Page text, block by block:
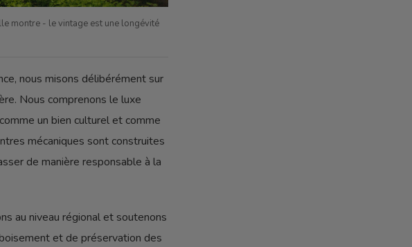
montre - le vintage est une longévité
nous misons délibérément sur
Nous comprenons le luxe
un bien culturel et comme
mécaniques sont construites
de manière responsable à la
au niveau régional et soutenons
et de préservation des